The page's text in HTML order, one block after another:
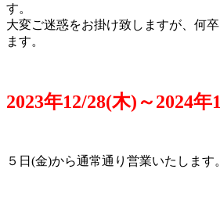
す。
大変ご迷惑をお掛け致しますが、何
ます。
2023年12/28(木)～2024年
５日(金)から通常通り営業いたします。